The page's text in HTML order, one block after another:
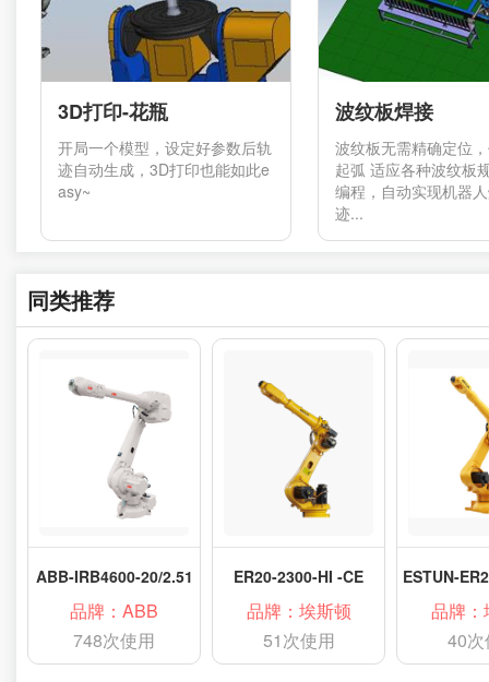
3D打印-花瓶
开局一个模型，设定好参数后轨
迹自动生成，3D打印也能如此e
asy~
波纹板焊接
波纹板无需精确定位
起弧 适应各种波纹板
编程，自动实现机器
迹...
同类推荐
ABB-IRB4600-20/2.51
品牌：ABB
748次使用
ER20-2300-HI -CE
品牌：埃斯顿
51次使用
品牌：
40